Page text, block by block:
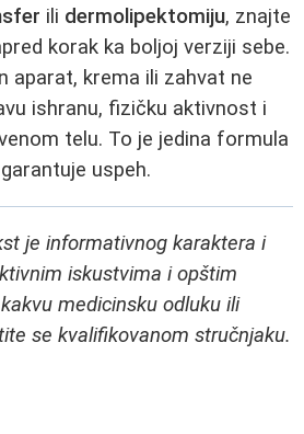
ili dermolipektomiju, znajte
korak ka boljoj verziji sebe.
aparat, krema ili zahvat ne
ishranu, fizičku aktivnost i
telu. To je jedina formula
uspeh.
je informativnog karaktera i
iskustvima i opštim
medicinsku odluku ili
se kvalifikovanom stručnjaku.